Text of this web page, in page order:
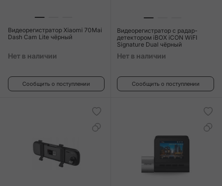
Видеорегистратор Xiaomi 70Mai
Dash Cam Lite чёрный
Нет в наличии
Сообщить о поступлении
Видеорегистратор c радар-
детектором iBOX iCON WiFI
Signature Dual чёрный
Нет в наличии
Сообщить о поступлении